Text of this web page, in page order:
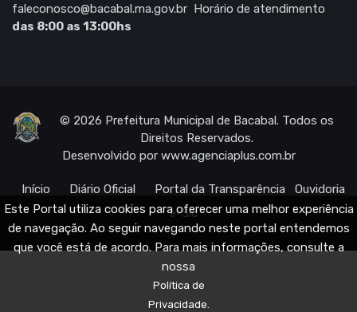
Este Portal utiliza cookies para oferecer uma melhor experiência
de navegação. Ao seguir navegando neste portal entendemos
que você está de acordo. Para mais informações, consulte a
nossa
Política de
Privacidade.
faleconosco@bacabal.ma.gov.br
Horário de atendimento
das 8:00 as 13:00hs
© 2026 Prefeitura Municipal de Bacabal. Todos os
Direitos Reservados.
Desenvolvido por www.agenciaplus.com.br
Início Diário Oficial Portal da Transparência
Ouvidoria
e-Sic